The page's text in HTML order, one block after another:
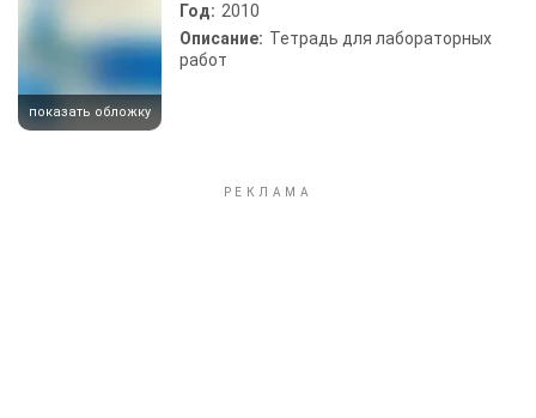
показать обложку
Год: 2010
Описание: Тетрадь для лабораторных
работ